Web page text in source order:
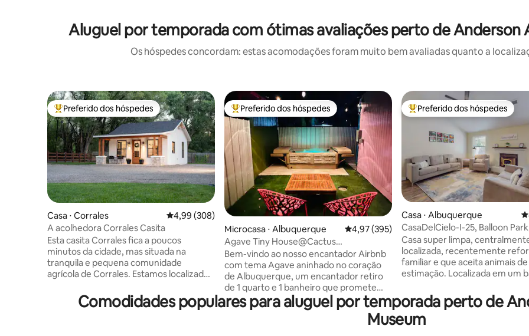
Aluguel por temporada com ótimas avaliações perto de Anderson
Os hóspedes concordam: estas acomodações foram muito bem avaliadas quanto a
Entre os melhores preferidos dos hóspedes
Preferido dos hóspedes
Casa ⋅ Corrales 4,99 de uma avaliação média de 5, 308 avaliações
4,99 (308)
A acolhedora Corrales Casita
Esta casita Corrales fica a poucos
minutos da cidade, mas situada na
tranquila e pequena comunidade
agrícola de Corrales. Estamos localizados
navegável), onde você pode
caminhar/andar de bicicleta até o
Entre os melhores preferidos dos hóspedes
Preferido dos hóspedes
Microcasa ⋅ Albuquerque 4,97 de uma avaliação média de 5, 395
4,97 (395)
Agave Tiny House@Cactus
Flower+BANHEIRA DE
HIDROMASSAGEM+Sem taxa de animais
de estimação!
Bem-vindo ao nosso encantador Airbnb
com tema Agave aninhado no coração
de Albuquerque, um encantador retiro
de 1 quarto e 1 banheiro que promete
uma experiência memorável no
sudoeste. Localizado ao longo do cênico
Entre os melhores preferidos
Preferido dos hóspedes
Casa ⋅ Albuquerque
CasaDelCielo-I-25, Balloon
refrigerado
Casa super limpa,
localizada, recentemente
familiar e que aceita animais de
estimação. Localizada em um
cidade de Albuquerque, a casa
convenientemente localizada
I-25, a 10 minutos a pé da
Balloon Fiesta e a uma curta
Comodidades populares para aluguel por temporada perto de
Museum